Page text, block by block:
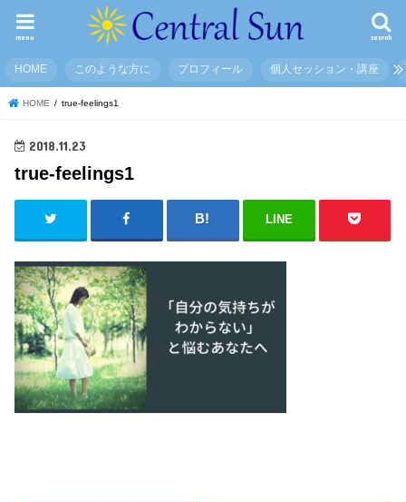
search
menu
HOME このような方に プロフィール 個人セッション・講座
HOME true-feelings1
2018.11.23
true-feelings1
LINE